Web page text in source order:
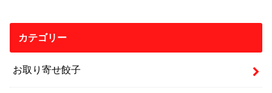
カテゴリー
お取り寄せ餃子